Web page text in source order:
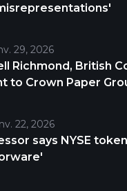
29, 2026
Richmond, British
to Crown Paper
22, 2026
says NYSE
also may invest in
fund may invest in
capitalizations of